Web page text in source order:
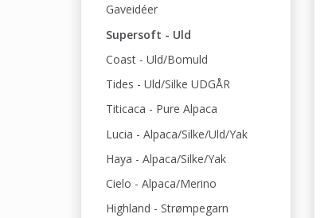
Gaveidéer
Supersoft - Uld
Coast - Uld/Bomuld
Tides - Uld/Silke UDGÅR
Titicaca - Pure Alpaca
Lucia - Alpaca/Silke/Uld/Yak
Haya - Alpaca/Silke/Yak
Cielo - Alpaca/Merino
Highland - Strømpegarn